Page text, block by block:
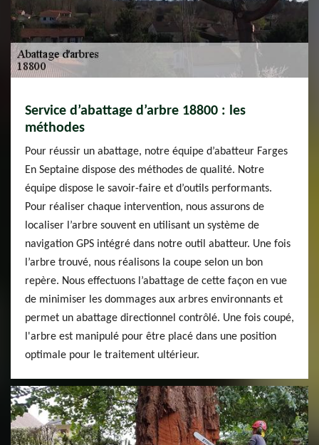
Service d’abattage d’arbre 18800 : les
méthodes
Pour réussir un abattage, notre équipe d’abatteur Farges
En Septaine dispose des méthodes de qualité. Notre
équipe dispose le savoir-faire et d’outils performants.
Pour réaliser chaque intervention, nous assurons de
localiser l’arbre souvent en utilisant un système de
navigation GPS intégré dans notre outil abatteur. Une fois
l’arbre trouvé, nous réalisons la coupe selon un bon
repère. Nous effectuons l’abattage de cette façon en vue
de minimiser les dommages aux arbres environnants et
permet un abattage directionnel contrôlé. Une fois coupé,
l'arbre est manipulé pour être placé dans une position
optimale pour le traitement ultérieur.